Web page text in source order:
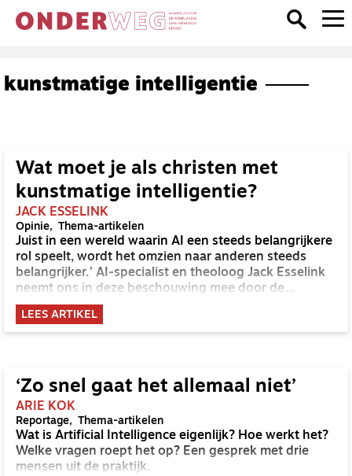
kunstmatige intelligentie
Wat moet je als christen met
kunstmatige intelligentie?
JACK ESSELINK
Opinie Thema-artikelen
Juist in een wereld waarin AI een steeds belangrijkere
rol speelt, wordt het omzien naar anderen steeds
belangrijker.’ AI-specialist en theoloog Jack Esselink
neemt ons in deze beschouwing mee door de
geschiedenis van AI en gaat in op de ethische vragen.
LEES ARTIKEL
‘Zo snel gaat het allemaal niet’
ARIE KOK
Reportage Thema-artikelen
Wat is Artificial Intelligence eigenlijk? Hoe werkt het?
Welke vragen roept het op? Een gesprek met drie
mensen uit de praktijk.